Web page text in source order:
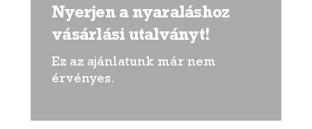
Nyerjen a nyaraláshoz
vásárlási utalványt!
Ez az ajánlatunk már nem
érvényes.